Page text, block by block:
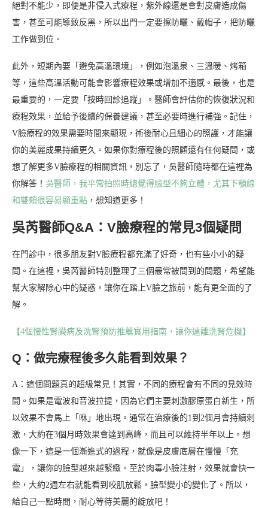
絕對不能少，即便是非侵入式療程，紫外線還是會對皮膚造成傷
害，甚至可能導致反黑，所以出門一定要擦防曬、戴帽子，把防曬
工作做到位。
此外，短期內要「避免高溫環境」，例如泡溫泉、三溫暖、烤箱
等，這些高溫活動可能會影響療程效果或增加不適感。最後，也是
最重要的，一定要「按時回診追蹤」。醫師會評估你的恢復狀況和
療程效果，並給予後續的保養建議，甚至必要時進行補強。記住，
V臉療程的效果需要時間來顯現，術後耐心且細心的照護，才能讓
你的美麗成果持續更久。如果你對療程後的照顧還有任何疑問，或
想了解更多V臉療程的相關資訊，別忘了，吳醫師隨時都在這裡為
你解答！ 吳醫師，我平常拍照時總覺得臉型不夠立體，尤其下顎線
和雙頰很容易顯重點 ，想知道更多！
吳芮醫師Q&A：V臉療程的常見3個疑問
在門診中，很多朋友對V臉療程都充滿了好奇，也有些小小的疑
問。在這裡，吳芮醫師特別整理了三個最常被問到的問題，希望能
幫大家解除心中的疑惑，讓你在踏上V臉之旅前，能有更全面的了
解。
【4個慢性腎臟病及洗腎預防推薦實用指南，讓你遠離洗腎危機】
Q：做完療程後多久能看到效果？
A：這個問題真的超級常見！其實，不同的療程會有不同的見效時
間。如果是電波和音波拉提，因為它們主要刺激膠原蛋白新生，所
以效果不會馬上「咻」地出現。通常在治療後的1到2個月會持續刺
激，大約在3個月時效果會達到高峰，而且可以維持半年以上。想
像一下，這是一個漸進式的過程，就像是皮膚底層在慢慢「充
電」，讓你的臉型越來越緊緻。至於肉毒小臉注射，效果就會快一
些，大約2週左右就能看到咬肌放鬆，臉型變小的變化了。所以，
給自己一點時間，耐心等待美麗的綻放吧！